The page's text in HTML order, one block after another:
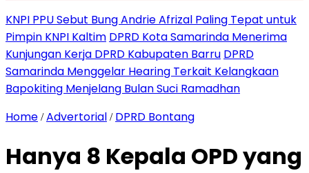
KNPI PPU Sebut Bung Andrie Afrizal Paling Tepat untuk
Pimpin KNPI Kaltim DPRD Kota Samarinda Menerima
Kunjungan Kerja DPRD Kabupaten Barru DPRD
Samarinda Menggelar Hearing Terkait Kelangkaan
Bapokiting Menjelang Bulan Suci Ramadhan
Home /Advertorial / DPRD Bontang
Hanya 8 Kepala OPD yang